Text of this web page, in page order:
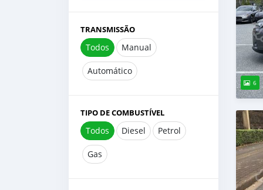
TRANSMISSÃO
Todos Manual
Automático
TIPO DE COMBUSTÍVEL
Todos Diesel Petrol
Gas
6